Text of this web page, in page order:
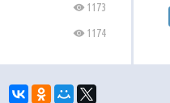
C 1173
C 1174